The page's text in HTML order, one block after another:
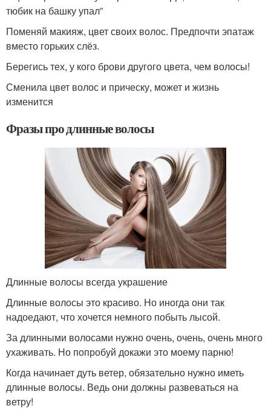
тюбик на башку упал”
Поменяй макияж, цвет своих волос. Предпочти эпатаж
вместо горьких слёз.
Берегись тех, у кого брови другого цвета, чем волосы!
Сменила цвет волос и прическу, может и жизнь
изменится
Фразы про длинные волосы
Длинные волосы всегда украшение
Длинные волосы это красиво. Но иногда они так
надоедают, что хочется немного побыть лысой.
За длинными волосами нужно очень, очень, очень много
ухаживать. Но попробуй докажи это моему парню!
Когда начинает дуть ветер, обязательно нужно иметь
длинные волосы. Ведь они должны развеваться на
ветру!